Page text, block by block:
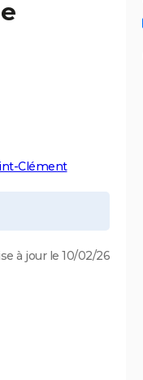
Clément
à jour le 10/02/26